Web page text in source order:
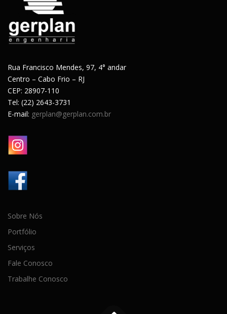
Rua Francisco Mendes, 97, 4° andar
Centro – Cabo Frio – RJ
CEP: 28907-110
Tel: (22) 2643-3731
E-mail: gerplan@gerplan.com.br
Sobre Nós
Portfólio
Serviços
Fale Conosco
Trabalhe Conosco